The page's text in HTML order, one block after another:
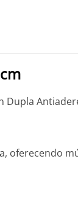
oferecendo